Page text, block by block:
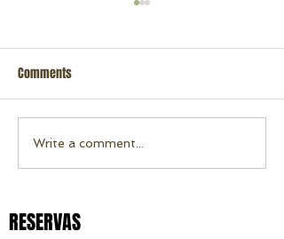
Rafting 23 de Novembro 2022
Comments
Write a comment...
RESERVAS